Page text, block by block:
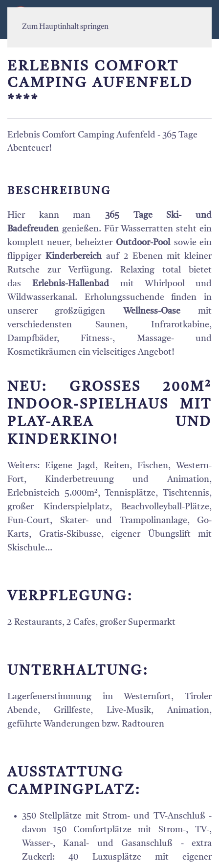
Zum Hauptinhalt springen
ERLEBNIS COMFORT
CAMPING AUFENFELD
****
Erlebnis Comfort Camping Aufenfeld - 365 Tage
Abenteuer!
BESCHREIBUNG
Hier kann man 365 Tage Ski- und
Badefreudengenießen. Für Wasserratten steht ein
komplett neuer, beheizter Outdoor-Poolsowie ein
flippigerKinderbereichauf 2 Ebenen mit kleiner
Rutsche zur Verfügung. Relaxing total bietet
das Erlebnis-Hallenbad mit Whirlpool und
Wildwasserkanal. Erholungssuchende finden in
unserer großzügigen Wellness-Oasemit
verschiedensten Saunen, Infrarotkabine,
Dampfbäder, Fitness-, Massage- und
Kosmetikräumen ein vielseitiges Angebot!
NEU: GROSSES 200M² I
NDOOR-SPIELHAUS MIT P
LAY-AREA UND K
INDERKINO!
Weiters: Eigene Jagd, Reiten, Fischen, Western-
Fort, Kinderbetreuung und Animation,
Erlebnisteich 5.000m², Tennisplätze, Tischtennis,
großer Kinderspielplatz, Beachvolleyball-Plätze,
Fun-Court, Skater- und Trampolinanlage, Go-
Karts, Gratis-Skibusse, eigener Übungslift mit
Skischule...
VERPFLEGUNG:
2 Restaurants, 2 Cafes, großer Supermarkt
UNTERHALTUNG:
Lagerfeuerstimmung im Westernfort, Tiroler
Abende, Grillfeste, Live-Musik, Animation,
geführte Wanderungen bzw. Radtouren
AUSSTATTUNG
CAMPINGPLATZ:
350 Stellplätze mit Strom- und TV-Anschluß -
davon 150 Comfortplätze mit Strom-, TV-,
Wasser-, Kanal- und Gasanschluß - extra
Zuckerl: 40 Luxusplätze mit eigener